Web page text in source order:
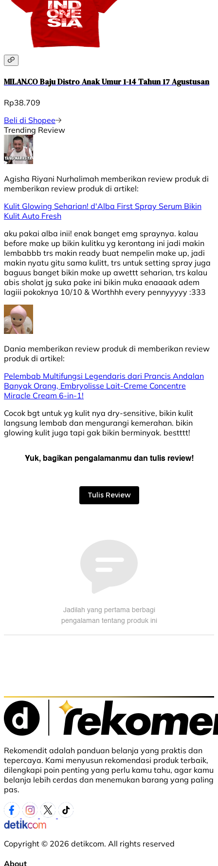
MILAN.CO Baju Distro Anak Umur 1-14 Tahun 17 Agustusan
Rp38.709
Beli di Shopee
Trending Review
Agisha Riyani Nurhalimah memberikan review produk di
memberikan review produk di artikel:
Kulit Glowing Seharian! d'Alba First Spray Serum Bikin
Kulit Auto Fresh
aku pakai alba inii! enak banget emg spraynya. kalau
before make up bikin kulitku yg kerontang ini jadi makin
lembabbb trs makin ready buat nempelin make up, jadi
makin nyatu gitu sama kulitt, trs untuk setting spray juga
baguus banget bikin make up awettt seharian, trs kalau
abis sholat jg suka pake ini bikin muka enaaaak adem
lagiii pokoknya 10/10 & Worthhh every pennyyyyy :333
Dania memberikan review produk di memberikan review
produk di artikel:
Pelembab Multifungsi Legendaris dari Prancis Andalan
Banyak Orang, Embryolisse Lait-Creme Concentre
Miracle Cream 6-in-1!
Cocok bgt untuk yg kulit nya dry-sensitive, bikin kulit
langsung lembab dan mengurangi kemerahan. bikin
glowing kulit juga tapi gak bikin berminyak. bestttt!
Rekomendit adalah panduan belanja yang praktis dan
tepercaya. Kami menyusun rekomendasi produk terbaik,
dilengkapi poin penting yang perlu kamu tahu, agar kamu
belanja lebih cerdas dan menemukan barang yang paling
pas.
Copyright © 2026 detikcom. All rights reserved
About